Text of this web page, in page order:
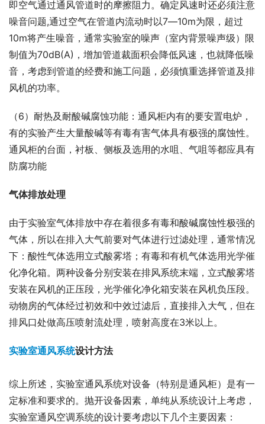
即空气通过通风管道时的摩擦阻力。确定风速时还必须注意
噪音问题,通过空气在管道内流动时以7―10m为限，超过
10m将产生噪音，通常实验室的噪声（室内背景噪声级）限
制值为70dB(A)，增加管道裁面积会降低风速，也就降低噪
音，考虑到管道的经费和施工问题，必须慎重选择管道及排
风机的功率。
（6）耐热及耐酸碱腐蚀功能：通风柜内有的要安置电炉，
有的实验产生大量酸碱等有毒有害气体具有极强的腐蚀性。
通风柜的台面，衬板、侧板及选用的水咀、气咀等都应具有
防腐功能
气体排放处理
由于实验室气体排放中存在着很多有毒和酸碱腐蚀性极强的
气体，所以在排入大气前要对气体进行过滤处理，通常情况
下：酸性气体选用立式酸雾塔；有毒和有机气体选用光学催
化净化箱。两种设备分别安装在排风系统末端，立式酸雾塔
安装在风机的正压段，光学催化净化箱安装在风机负压段。
动物房的气体经过初效和中效过滤后，直接排入大气，但在
排风口处做高压喷射流处理，喷射高度在3米以上。
实验室通风系统设计方法
综上所述，实验室通风系统对设备（特别是通风柜）是有一
定标准和要求的。抛开设备因素，单纯从系统设计上考虑，
实验室通风空调系统的设计要考虑以下几个主要因素：